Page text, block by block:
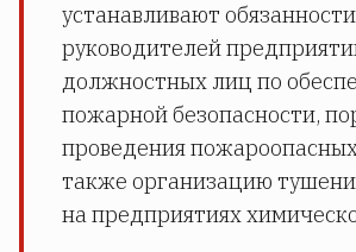
устанавливают обязанности
руководителей
должностных лиц по
пожарной безопасности,
проведения
также организацию
на предприятиях